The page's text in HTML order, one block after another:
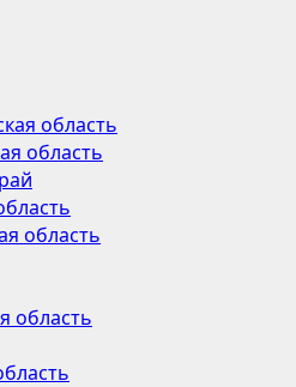
область
область
область
область